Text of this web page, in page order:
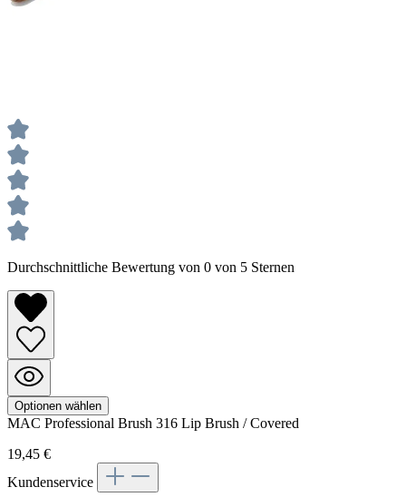
Durchschnittliche Bewertung von 0 von 5 Sternen
Optionen wählen
MAC Professional Brush 316 Lip Brush / Covered
19,45 €
Kundenservice